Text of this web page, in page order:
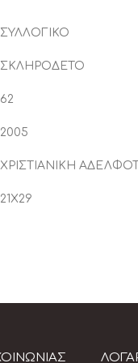
ΣΥΛΛΟΓΙΚΟ
ΣΚΛΗΡΟΔΕΤΟ
62
2005
ΧΡΙΣΤΙΑΝΙΚΗ
21X29